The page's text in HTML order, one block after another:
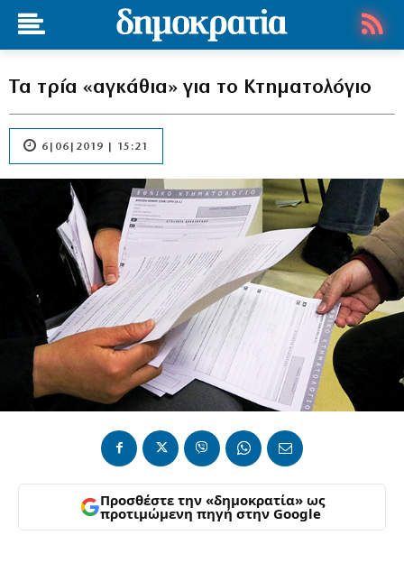
Τα τρία «αγκάθια» για το Κτηματολόγιο
6|06|2019 | 15:21
Προσθέστε την «δημοκρατία» ως
προτιμώμενη πηγή στην Google